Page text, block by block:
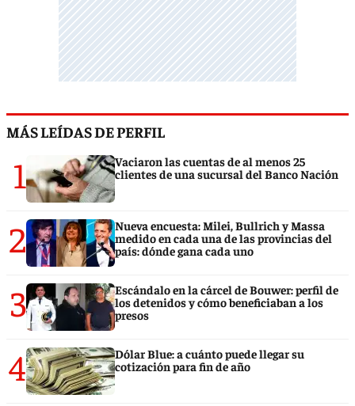
MÁS LEÍDAS DE PERFIL
1
Vaciaron las cuentas de al menos 25
clientes de una sucursal del Banco Nación
2
Nueva encuesta: Milei, Bullrich y Massa
medido en cada una de las provincias del
país: dónde gana cada uno
3
Escándalo en la cárcel de Bouwer: perfil de
los detenidos y cómo beneficiaban a los
presos
4
Dólar Blue: a cuánto puede llegar su
cotización para fin de año